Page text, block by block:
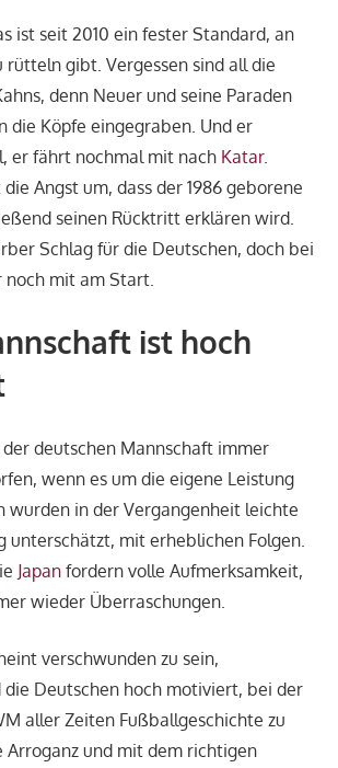
ist seit 2010 ein fester Standard, an
rütteln gibt. Vergessen sind all die
denn Neuer und seine Paraden
die Köpfe eingegraben. Und er
er fährt nochmal mit nach Katar.
Angst um, dass der 1986 geborene
seinen Rücktritt erklären wird.
Schlag für die Deutschen, doch bei
mit am Start.
ist hoch
deutschen Mannschaft immer
wenn es um die eigene Leistung
wurden in der Vergangenheit leichte
unterschätzt, mit erheblichen Folgen.
Japanfordern volle Aufmerksamkeit,
wieder Überraschungen.
verschwunden zu sein,
die Deutschen hoch motiviert, bei der
aller Zeiten Fußballgeschichte zu
Arroganz und mit dem richtigen